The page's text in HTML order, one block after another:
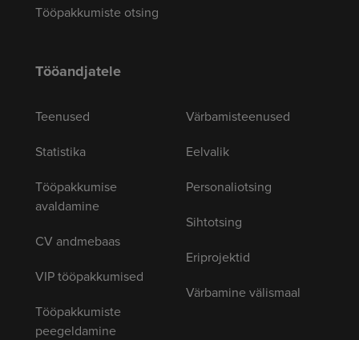
Tööpakkumiste otsing
Tööandjatele
Teenused
Statistika
Tööpakkumise
avaldamine
CV andmebaas
VIP tööpakkumised
Tööpakkumiste
peegeldamine
Värbamisteenused
Eelvalik
Personaliotsing
Sihtotsing
Eriprojektid
Värbamine välismaal